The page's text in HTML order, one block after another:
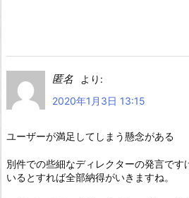
匿名
より:
2020年1月3日 13:15
ユーザーが満足してしまう懸念がある
別件での些細なディレクターの発言です
いるとすれば全部納得がいきますね。